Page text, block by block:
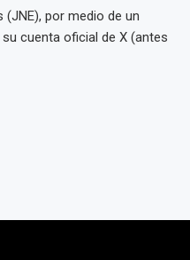
(JNE), por medio de un
cuenta oficial de X (antes